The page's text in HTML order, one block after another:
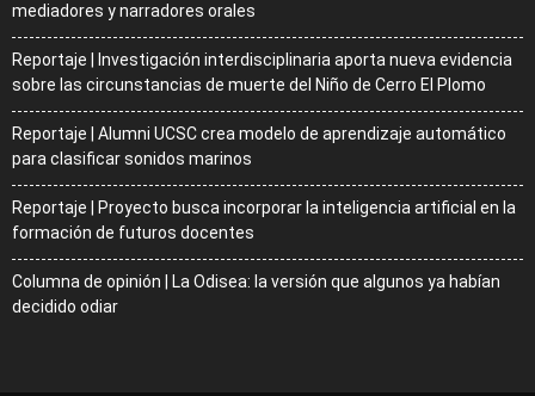
mediadores y narradores orales
Reportaje | Investigación interdisciplinaria aporta nueva evidencia
sobre las circunstancias de muerte del Niño de Cerro El Plomo
Reportaje | Alumni UCSC crea modelo de aprendizaje automático
para clasificar sonidos marinos
Reportaje | Proyecto busca incorporar la inteligencia artificial en la
formación de futuros docentes
Columna de opinión | La Odisea: la versión que algunos ya habían
decidido odiar